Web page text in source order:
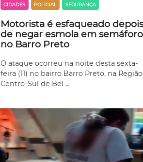
CIDADES POLICIAL SEGURANÇA
Motorista é esfaqueado depois
de negar esmola em semáforo
no Barro Preto
O ataque ocorreu na noite desta sexta-
feira (11) no bairro Barro Preto, na Região
Centro-Sul de Bel ...